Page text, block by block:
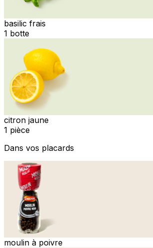
basilic frais
1 botte
citron jaune
1 pièce
Dans vos placards
moulin à poivre